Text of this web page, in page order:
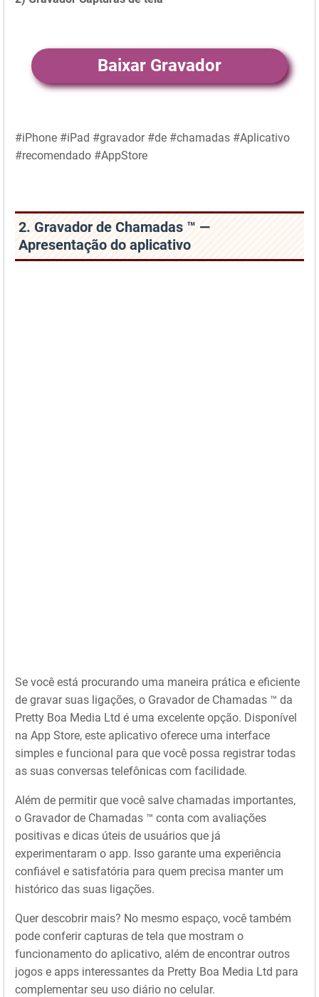
Baixar Gravador
#iPhone #iPad #gravador #de #chamadas #Aplicativo
#recomendado #AppStore
2. Gravador de Chamadas ™ —
Apresentação do aplicativo
Se você está procurando uma maneira prática e eficiente
de gravar suas ligações, o Gravador de Chamadas ™ da
Pretty Boa Media Ltd é uma excelente opção. Disponível
na App Store, este aplicativo oferece uma interface
simples e funcional para que você possa registrar todas
as suas conversas telefônicas com facilidade.
Além de permitir que você salve chamadas importantes,
o Gravador de Chamadas ™ conta com avaliações
positivas e dicas úteis de usuários que já
experimentaram o app. Isso garante uma experiência
confiável e satisfatória para quem precisa manter um
histórico das suas ligações.
Quer descobrir mais? No mesmo espaço, você também
pode conferir capturas de tela que mostram o
funcionamento do aplicativo, além de encontrar outros
jogos e apps interessantes da Pretty Boa Media Ltd para
complementar seu uso diário no celular.